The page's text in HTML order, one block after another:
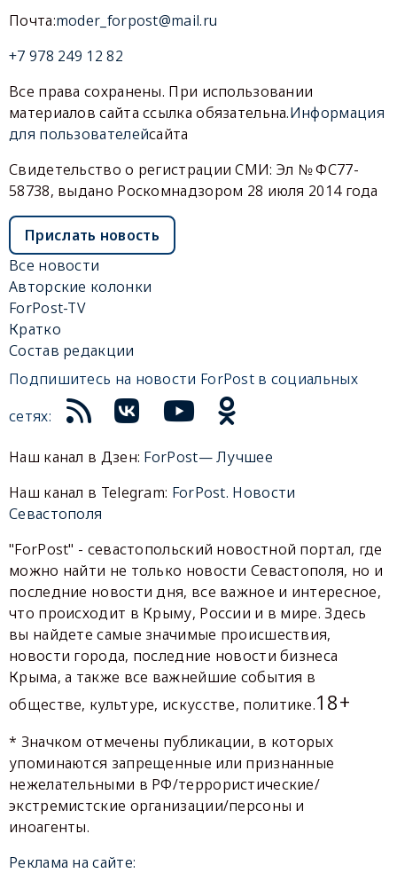
Почта:moder_forpost@mail.ru
+7 978 249 12 82
Все права сохранены. При использовании
материалов сайта ссылка обязательна.Информация
для пользователейсайта
Свидетельство о регистрации СМИ: Эл № ФС77-
58738, выдано Роскомнадзором 28 июля 2014 года
Прислать новость
Все новости
Авторские колонки
ForPost-TV
Кратко
Состав редакции
Подпишитесь на новости ForPost в социальных
сетях:
Наш канал в Дзен: ForPost— Лучшее
Наш канал в Telegram: ForPost. Новости
Севастополя
"ForPost" - севастопольский новостной портал, где
можно найти не только новости Севастополя, но и
последние новости дня, все важное и интересное,
что происходит в Крыму, России и в мире. Здесь
вы найдете самые значимые происшествия,
новости города, последние новости бизнеса
Крыма, а также все важнейшие события в
обществе, культуре, искусстве, политике.18+
* Значком отмечены публикации, в которых
упоминаются запрещенные или признанные
нежелательными в РФ/террористические/
экстремистские организации/персоны и
иноагенты.
Реклама на сайте: